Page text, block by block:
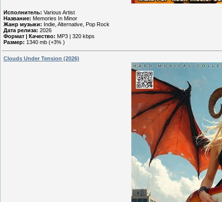
Исполнитель: Various Artist
Название: Memories In Minor
Жанр музыки: Indie, Alternative, Pop Rock
Дата релиза: 2026
Формат | Качество: MP3 | 320 kbps
Размер: 1340 mb (+3% )
Clouds Under Tension (2026)